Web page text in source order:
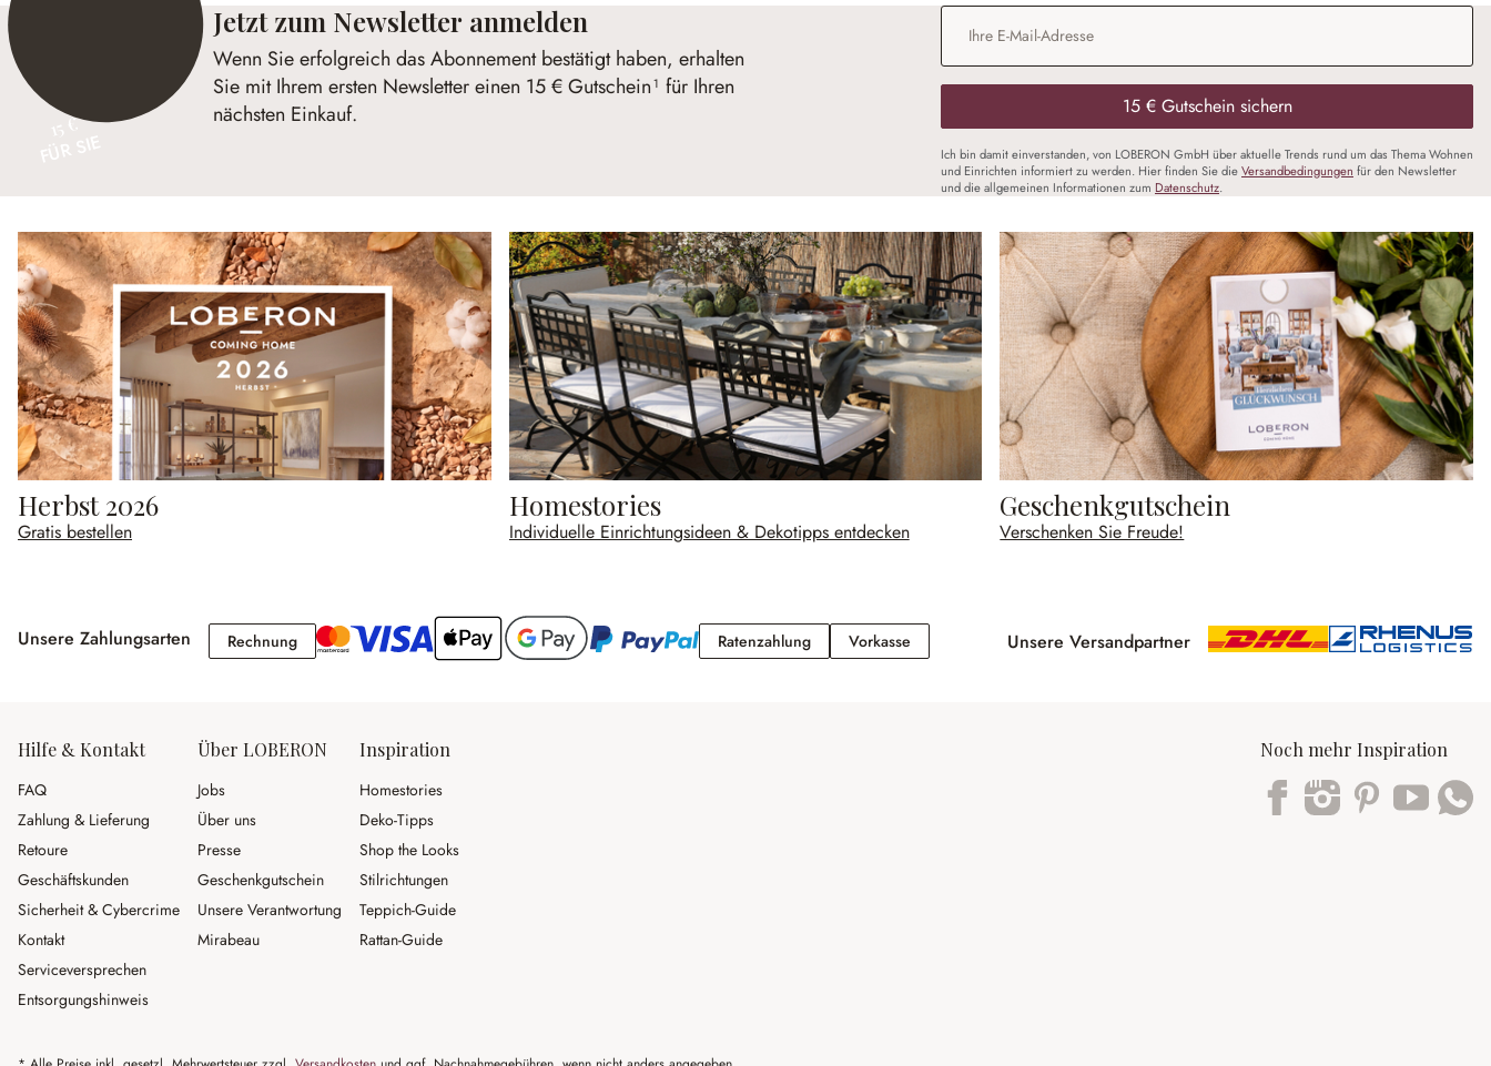
15 €
Jetzt zum Newsletter anmelden
Wenn Sie erfolgreich das Abonnement bestätigt haben, erhalten
Sie mit Ihrem ersten Newsletter einen 15 € Gutschein¹ für Ihren
nächsten Einkauf.
E-Mail-Adresse
15 € Gutschein sichern
Ich bin damit einverstanden, von LOBERON GmbH über aktuelle Trends rund um das Thema Wohnen
und Einrichten informiert zu werden. Hier finden Sie dieVersandbedingungen für den Newsletter
und die allgemeinen Informationen zum Datenschutz.
Herbst 2026
Gratis bestellen
Homestories
Individuelle Einrichtungsideen & Dekotipps entdecken
Geschenkgutschein
Verschenken Sie Freude!
Unsere Zahlungsarten RechnungRechnung RatenzahlungRatenzahlung
VorkasseVorkasse Unsere Versandpartner
Hilfe & Kontakt
FAQ
Zahlung & Lieferung
Retoure
Geschäftskunden
Sicherheit & Cybercrime
Kontakt
Serviceversprechen
Entsorgungshinweis
Über LOBERON
Jobs
Über uns
Presse
Geschenkgutschein
Unsere Verantwortung
Mirabeau
Inspiration
Homestories
Deko-Tipps
Shop the Looks
Stilrichtungen
Teppich-Guide
Rattan-Guide
Noch mehr Inspiration